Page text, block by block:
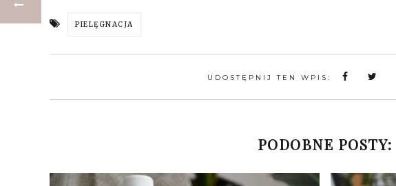
PIELĘGNACJA
UDOSTĘPNIJ TEN WPIS:
PODOBNE POSTY: